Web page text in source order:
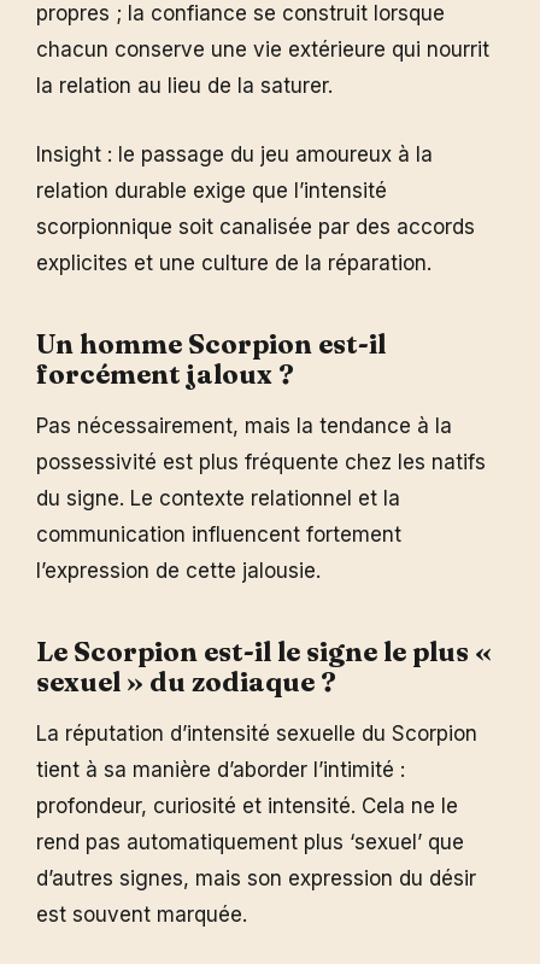
propres ; la confiance se construit lorsque
chacun conserve une vie extérieure qui nourrit
la relation au lieu de la saturer.
Insight : le passage du jeu amoureux à la
relation durable exige que l’intensité
scorpionnique soit canalisée par des accords
explicites et une culture de la réparation.
Un homme Scorpion est-il
forcément jaloux ?
Pas nécessairement, mais la tendance à la
possessivité est plus fréquente chez les natifs
du signe. Le contexte relationnel et la
communication influencent fortement
l’expression de cette jalousie.
Le Scorpion est-il le signe le plus «
sexuel » du zodiaque ?
La réputation d’intensité sexuelle du Scorpion
tient à sa manière d’aborder l’intimité :
profondeur, curiosité et intensité. Cela ne le
rend pas automatiquement plus ‘sexuel’ que
d’autres signes, mais son expression du désir
est souvent marquée.